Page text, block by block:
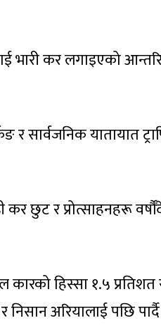
भारी कर लगाइएको
सार्वजनिक यातायात
छुट र प्रोत्साहनहरू
हिस्सा १.५ प्रतिशत
अरियालाई पछि पार्दै